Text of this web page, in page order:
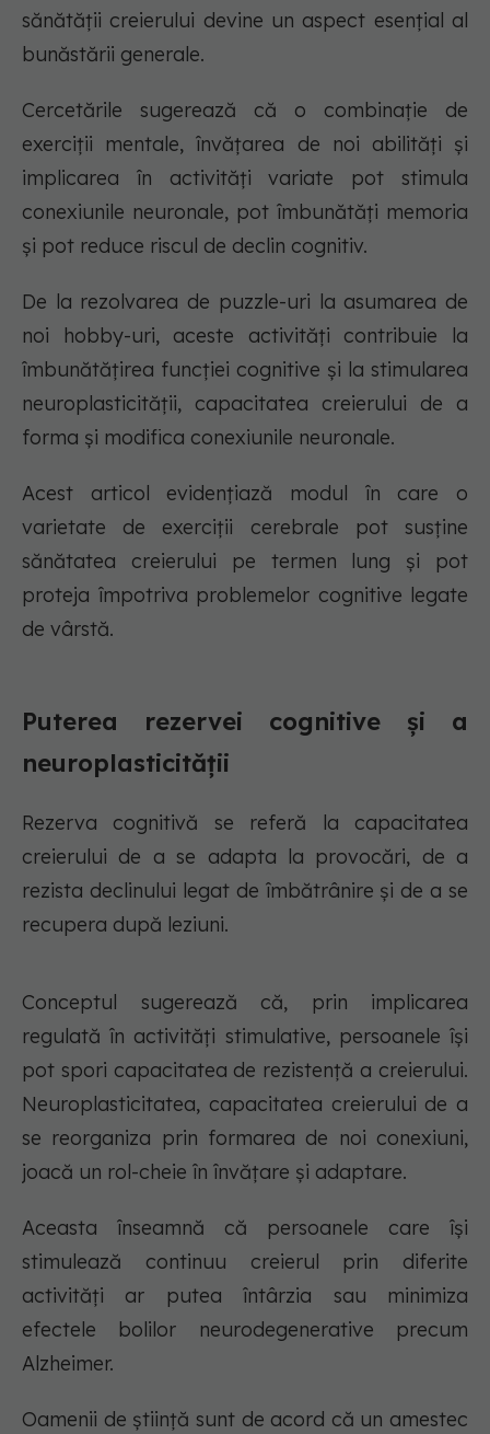
sănătății creierului devine un aspect esențial al
bunăstării generale.
Cercetările sugerează că o combinație de
exerciții mentale, învățarea de noi abilități și
implicarea în activități variate pot stimula
conexiunile neuronale, pot îmbunătăți memoria
și pot reduce riscul de declin cognitiv.
De la rezolvarea de puzzle-uri la asumarea de
noi hobby-uri, aceste activități contribuie la
îmbunătățirea funcției cognitive și la stimularea
neuroplasticității, capacitatea creierului de a
forma și modifica conexiunile neuronale.
Acest articol evidențiază modul în care o
varietate de exerciții cerebrale pot susține
sănătatea creierului pe termen lung și pot
proteja împotriva problemelor cognitive legate
de vârstă.
Puterea rezervei cognitive și a
neuroplasticității
Rezerva cognitivă se referă la capacitatea
creierului de a se adapta la provocări, de a
rezista declinului legat de îmbătrânire și de a se
recupera după leziuni.
Conceptul sugerează că, prin implicarea
regulată în activități stimulative, persoanele își
pot spori capacitatea de rezistență a creierului.
Neuroplasticitatea, capacitatea creierului de a
se reorganiza prin formarea de noi conexiuni,
joacă un rol-cheie în învățare și adaptare.
Aceasta înseamnă că persoanele care își
stimulează continuu creierul prin diferite
activități ar putea întârzia sau minimiza
efectele bolilor neurodegenerative precum
Alzheimer.
Oamenii de știință sunt de acord că un amestec